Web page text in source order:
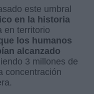
este umbral
en la historia
en territorio
los humanos
alcanzado
3 millones de
concentración